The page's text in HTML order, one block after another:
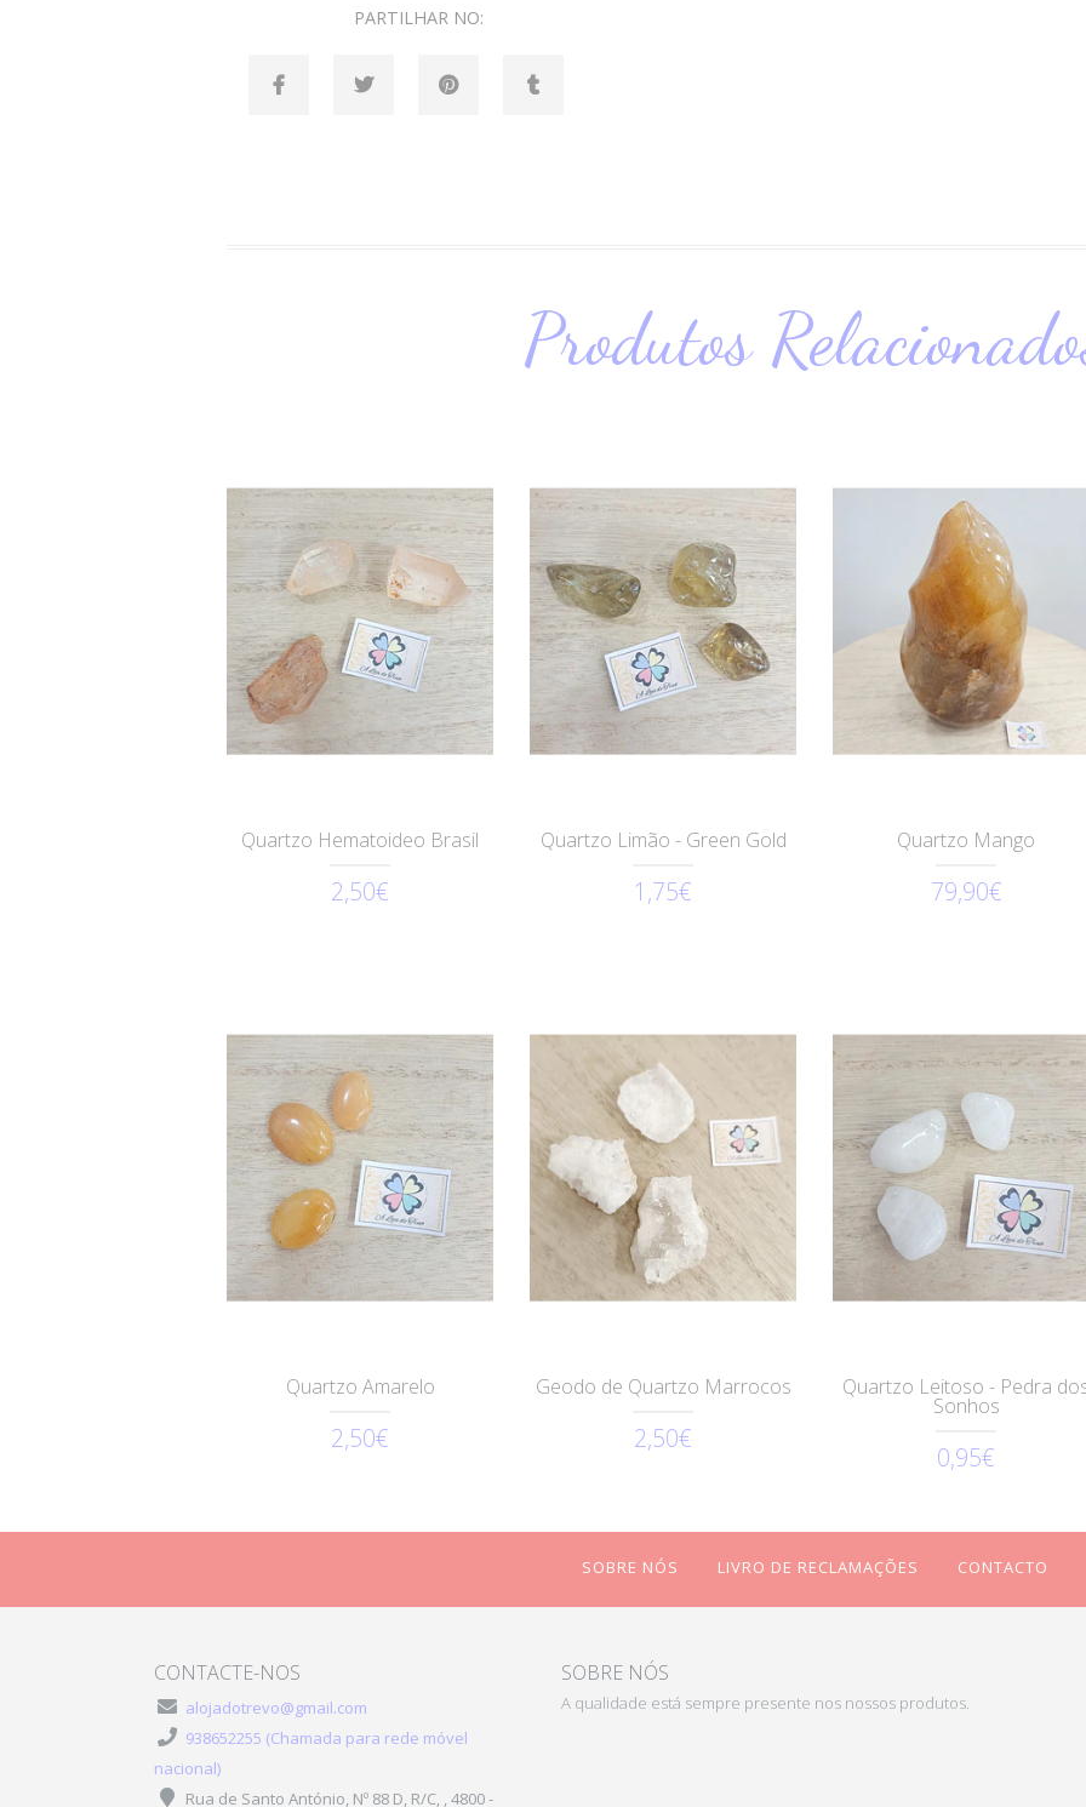
PARTILHAR NO:
Produtos
Quartzo Hematoideo Brasil
2,50€
Quartzo Limão - Green Gold
1,75€
Quartzo Mango
79,90€
Quartzo Amarelo
2,50€
Geodo de Quartzo Marrocos
2,50€
Quartzo Leitoso - Pedra
Sonhos
0,95€
SOBRE NÓS LIVRO DE RECLAMAÇÕES CONTACTO
CONTACTE-NOS
alojadotrevo@gmail.com
938652255 (Chamada para rede móvel
nacional)
Rua de Santo António, Nº 88 D, R/C, , 4800 -
SOBRE NÓS
A qualidade está sempre presente nos nossos produtos.